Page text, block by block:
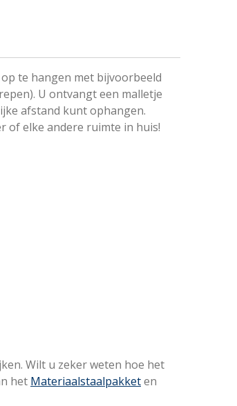
te hangen met bijvoorbeeld
U ontvangt een malletje
afstand kunt ophangen.
of elke andere ruimte in huis!
Wilt u zeker weten hoe het
het Materiaalstaalpakketen